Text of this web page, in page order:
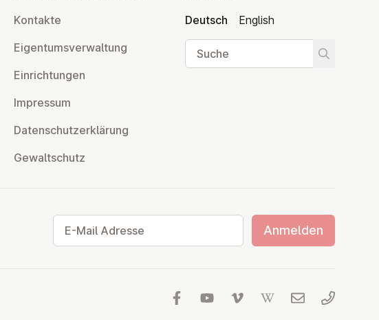
Kontakte
Ei­gen­tums­ver­wal­tung
Ein­rich­tun­gen
Impressum
Da­ten­schutz­er­klä­rung
Ge­walt­schutz
Deutsch
English
Suche
Suche
Anmelden